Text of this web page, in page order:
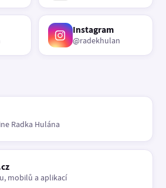
Instagram
@radekhulan
Radka Hulána
mobilů a aplikací